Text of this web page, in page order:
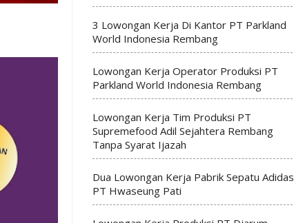
3 Lowongan Kerja Di Kantor PT Parkland
World Indonesia Rembang
Lowongan Kerja Operator Produksi PT
Parkland World Indonesia Rembang
Lowongan Kerja Tim Produksi PT
Supremefood Adil Sejahtera Rembang
Tanpa Syarat Ijazah
Dua Lowongan Kerja Pabrik Sepatu Adidas
PT Hwaseung Pati